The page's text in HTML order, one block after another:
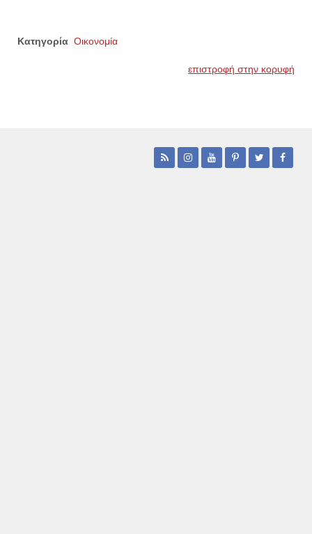
Κατηγορία Οικονομία
επιστροφή στην κορυφή